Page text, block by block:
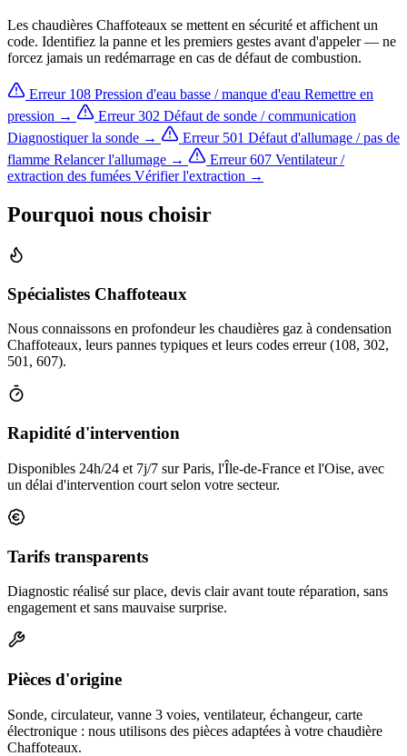
Les chaudières Chaffoteaux se mettent en sécurité et affichent un
code. Identifiez la panne et les premiers gestes avant d'appeler — ne
forcez jamais un redémarrage en cas de défaut de combustion.
Erreur 108 Pression d'eau basse / manque d'eau Remettre en
pression →
Erreur 302 Défaut de sonde / communication
Diagnostiquer la sonde →
Erreur 501 Défaut d'allumage / pas de
flamme Relancer l'allumage → Erreur 607 Ventilateur /
extraction des fumées Vérifier l'extraction →
Pourquoi nous choisir
Spécialistes Chaffoteaux
Nous connaissons en profondeur les chaudières gaz à condensation
Chaffoteaux, leurs pannes typiques et leurs codes erreur (108, 302,
501, 607).
Rapidité d'intervention
Disponibles 24h/24 et 7j/7 sur Paris, l'Île-de-France et l'Oise, avec
un délai d'intervention court selon votre secteur.
Tarifs transparents
Diagnostic réalisé sur place, devis clair avant toute réparation, sans
engagement et sans mauvaise surprise.
Pièces d'origine
Sonde, circulateur, vanne 3 voies, ventilateur, échangeur, carte
électronique : nous utilisons des pièces adaptées à votre chaudière
Chaffoteaux.